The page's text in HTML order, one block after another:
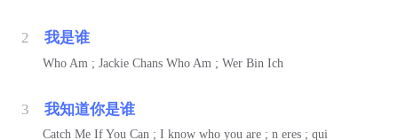
2 我是谁
Who Am ; Jackie Chans Who Am ; Wer Bin Ich
3 我知道你是谁
Catch Me If You Can ; I know who you are ; n eres ; qui